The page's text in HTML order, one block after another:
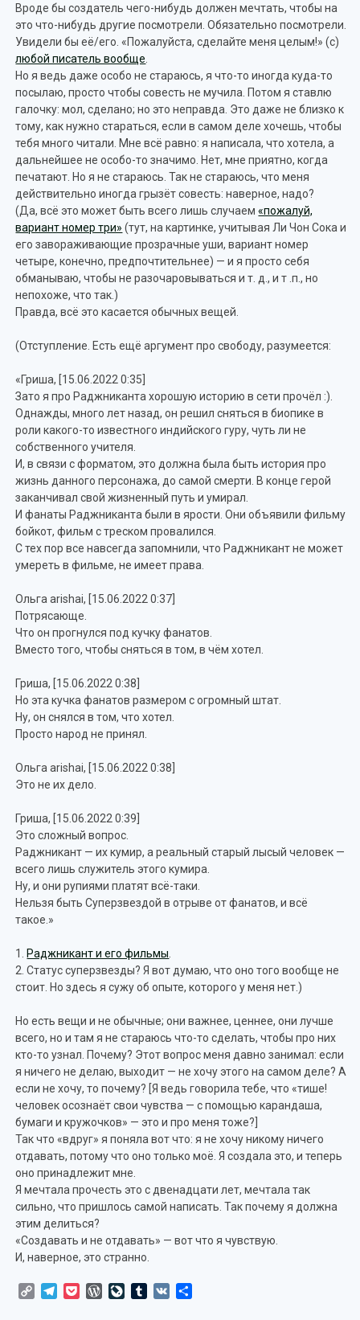
Вроде бы создатель чего-нибудь должен мечтать, чтобы на
это что-нибудь другие посмотрели. Обязательно посмотрели.
Увидели бы её/его. «Пожалуйста, сделайте меня целым!» (с)
любой писатель вообще
Но я ведь даже особо не стараюсь, я что-то иногда куда-то
посылаю, просто чтобы совесть не мучила. Потом я ставлю
галочку: мол, сделано; но это неправда. Это даже не близко к
тому, как нужно стараться, если в самом деле хочешь, чтобы
тебя много читали. Мне всё равно: я написала, что хотела, а
дальнейшее не особо-то значимо. Нет, мне приятно, когда
печатают. Но я не стараюсь. Так не стараюсь, что меня
действительно иногда грызёт совесть: наверное, надо?
(Да, всё это может быть всего лишь случаем«пожалуй,
вариант номер три» (тут, на картинке, учитывая Ли Чон Сока и
его завораживающие прозрачные уши, вариант номер
четыре, конечно, предпочтительнее) — и я просто себя
обманываю, чтобы не разочаровываться и т. д., и т .п., но
непохоже, что так.)
Правда, всё это касается обычных вещей.
(Отступление. Есть ещё аргумент про свободу, разумеется:
«Гриша, [15.06.2022 0:35]
Зато я про Раджниканта хорошую историю в сети прочёл :).
Однажды, много лет назад, он решил сняться в биопике в
роли какого-то известного индийского гуру, чуть ли не
собственного учителя.
И, в связи с форматом, это должна была быть история про
жизнь данного персонажа, до самой смерти. В конце герой
заканчивал свой жизненный путь и умирал.
И фанаты Раджниканта были в ярости. Они объявили фильму
бойкот, фильм с треском провалился.
С тех пор все навсегда запомнили, что Раджникант не может
умереть в фильме, не имеет права.
Ольга arishai, [15.06.2022 0:37]
Потрясающе.
Что он прогнулся под кучку фанатов.
Вместо того, чтобы сняться в том, в чём хотел.
Гриша, [15.06.2022 0:38]
Но эта кучка фанатов размером с огромный штат.
Ну, он снялся в том, что хотел.
Просто народ не принял.
Ольга arishai, [15.06.2022 0:38]
Это не их дело.
Гриша, [15.06.2022 0:39]
Это сложный вопрос.
Раджникант — их кумир, а реальный старый лысый человек —
всего лишь служитель этого кумира.
Ну, и они рупиями платят всё-таки.
Нельзя быть Суперзвездой в отрыве от фанатов, и всё
такое.»
1. Раджникант и его фильмы
2. Статус суперзвезды? Я вот думаю, что оно того вообще не
стоит. Но здесь я сужу об опыте, которого у меня нет.)
Но есть вещи и не обычные; они важнее, ценнее, они лучше
всего, но и там я не стараюсь что-то сделать, чтобы про них
кто-то узнал. Почему? Этот вопрос меня давно занимал: если
я ничего не делаю, выходит — не хочу этого на самом деле? А
если не хочу, то почему? [Я ведь говорила тебе, что «тише!
человек осознаёт свои чувства — с помощью карандаша,
бумаги и кружочков» — это и про меня тоже?]
Так что «вдруг» я поняла вот что: я не хочу никому ничего
отдавать, потому что оно только моё. Я создала это, и теперь
оно принадлежит мне.
Я мечтала прочесть это с двенадцати лет, мечтала так
сильно, что пришлось самой написать. Так почему я должна
этим делиться?
«Создавать и не отдавать» — вот что я чувствую.
И, наверное, это странно.
Copy TelegramPocketWordPress
LiveJournal
Tumblr
VK